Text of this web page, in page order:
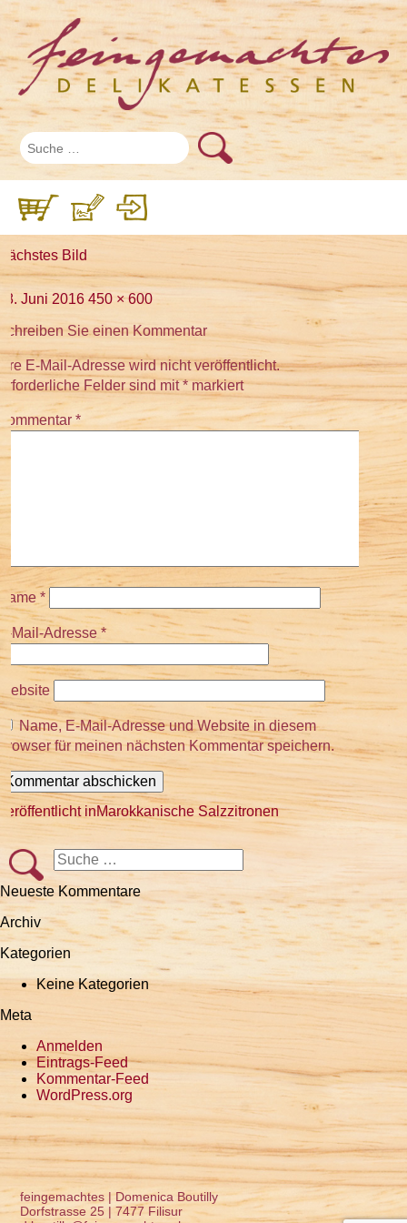
Bild
Juni 2016 Volle
Größe
450 × 600
Sie einen Kommentar
E-Mail-Adresse wird nicht veröffentlicht.
Felder sind mit*markiert
*
*
Mail-Adresse*
Name, E-Mail-Adresse und Website in diesem
für meinen nächsten Kommentar speichern.
inMarokkanische Salzzitronen
Suche
nach:
Suchen
Neueste Kommentare
Archiv
Kategorien
Keine Kategorien
Meta
Anmelden
Eintrags-Feed
Kommentar-Feed
WordPress.org
feingemachtes | Domenica Boutilly
Dorfstrasse 25 | 7477 Filisur